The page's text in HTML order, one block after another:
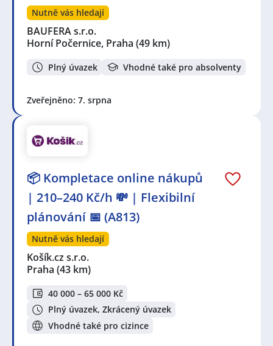
Nutně vás hledají
BAUFERA s.r.o.
Horní Počernice, Praha (49 km)
Plný úvazek Vhodné také pro absolventy
Zveřejněno: 7. srpna
📦 Kompletace online nákupů
| 210–240 Kč/h 💸 | Flexibilní
plánování 📅 (A813)
Nutně vás hledají
Košík.cz s.r.o.
Praha (43 km)
40 000 – 65 000 Kč
Plný úvazek, Zkrácený úvazek
Vhodné také pro cizince